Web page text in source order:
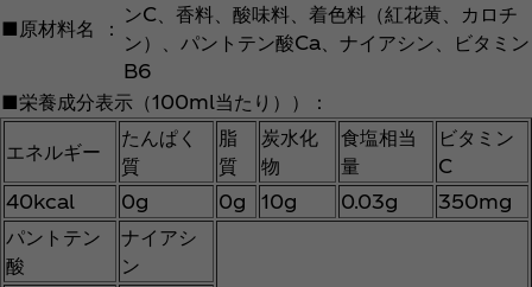
■原材料名 ：
ンC、香料、酸味料、着色料（紅花黄、カロチ
ン）、パントテン酸Ca、ナイアシン、ビタミン
B6
■栄養成分表示（100ml当たり））：
エネルギー
たんぱく
質
脂
質
炭水化
物
食塩相当
量
ビタミン
C
40kcal
0g 0g 10g 0.03g
350mg
パントテン
酸
ナイアシ
ン